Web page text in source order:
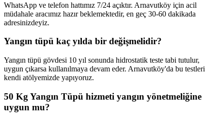
WhatsApp ve telefon hattımız 7/24 açıktır. Arnavutköy için acil
müdahale aracımız hazır beklemektedir, en geç 30-60 dakikada
adresinizdeyiz.
Yangın tüpü kaç yılda bir değişmelidir?
Yangın tüpü gövdesi 10 yıl sonunda hidrostatik teste tabi tutulur,
uygun çıkarsa kullanılmaya devam eder. Arnavutköy'da bu testleri
kendi atölyemizde yapıyoruz.
50 Kg Yangın Tüpü hizmeti yangın yönetmeliğine
uygun mu?